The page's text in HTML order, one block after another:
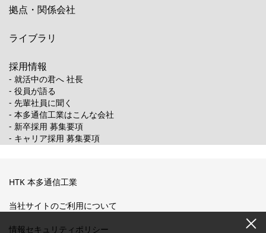
拠点・関係会社
ライブラリ
採用情報
- 就活中の君へ 社長
- 役員が語る
- 先輩社員に聞く
- 本多通信工業はこんな会社
- 新卒採用 募集要項
- キャリア採用 募集要項
HTK 本多通信工業
当社サイトのご利用について
情報セキュリティポリシー